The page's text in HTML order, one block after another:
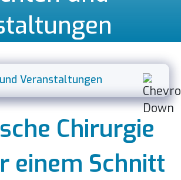
Veranstaltungen
Chirurgie
einem Schnitt